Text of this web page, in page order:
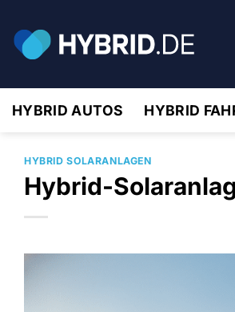
Inhalt
springen
HYBRID AUTOS HYBRID
HYBRID SOLARANLAGEN
Hybrid-